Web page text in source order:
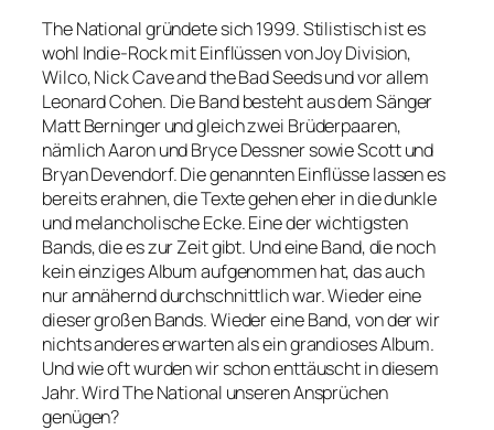
The National gründete sich 1999. Stilistisch ist es
wohl Indie-Rock mit Einflüssen von Joy Division,
Wilco, Nick Cave and the Bad Seeds und vor allem
Leonard Cohen. Die Band besteht aus dem Sänger
Matt Berninger und gleich zwei Brüderpaaren,
nämlich Aaron und Bryce Dessner sowie Scott und
Bryan Devendorf. Die genannten Einflüsse lassen es
bereits erahnen, die Texte gehen eher in die dunkle
und melancholische Ecke. Eine der wichtigsten
Bands, die es zur Zeit gibt. Und eine Band, die noch
kein einziges Album aufgenommen hat, das auch
nur annähernd durchschnittlich war. Wieder eine
dieser großen Bands. Wieder eine Band, von der wir
nichts anderes erwarten als ein grandioses Album.
Und wie oft wurden wir schon enttäuscht in diesem
Jahr. Wird The National unseren Ansprüchen
genügen?